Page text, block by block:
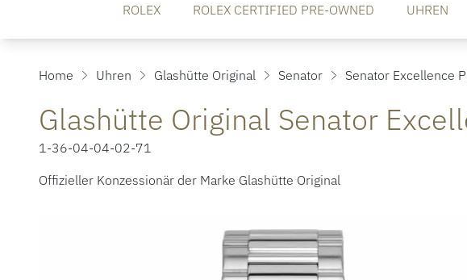
ROLEX ROLEX CERTIFIED PRE-OWNED UHREN
Home Uhren Glashütte Original Senator Senator Excellence
Glashütte Original Senator
1-36-04-04-02-71
Offizieller Konzessionär der Marke Glashütte Original